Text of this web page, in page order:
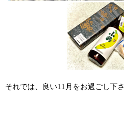
それでは、良い11月をお過ごし下さ